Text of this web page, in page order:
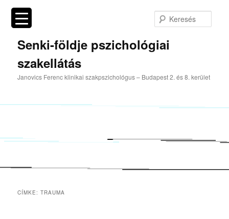
Tovább
elsődleges
Tovább
másodlagos
Senki-földje pszichológiai
szakellátás
Janovics Ferenc klinikai szakpszichológus – Budapest 2. és 8. kerület
CÍMKE:TRAUMA